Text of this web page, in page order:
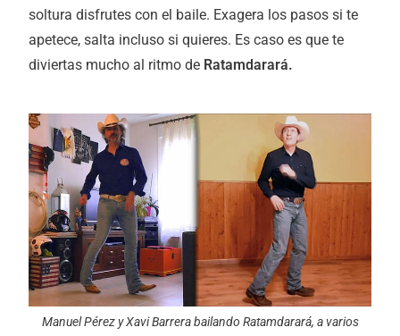
soltura disfrutes con el baile. Exagera los pasos si te
apetece, salta incluso si quieres. Es caso es que te
diviertas mucho al ritmo de Ratamdarará.
Manuel Pérez y Xavi Barrera bailando Ratamdarará, a varios